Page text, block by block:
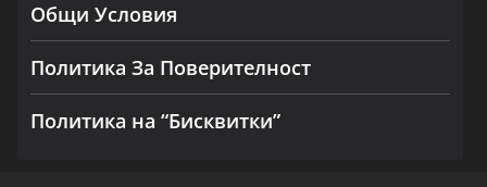
Общи Условия
Политика За Поверителност
Политика на “Бисквитки”